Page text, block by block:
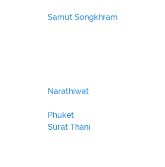
Samut Songkhram
Narathiwat
Phuket
Surat Thani